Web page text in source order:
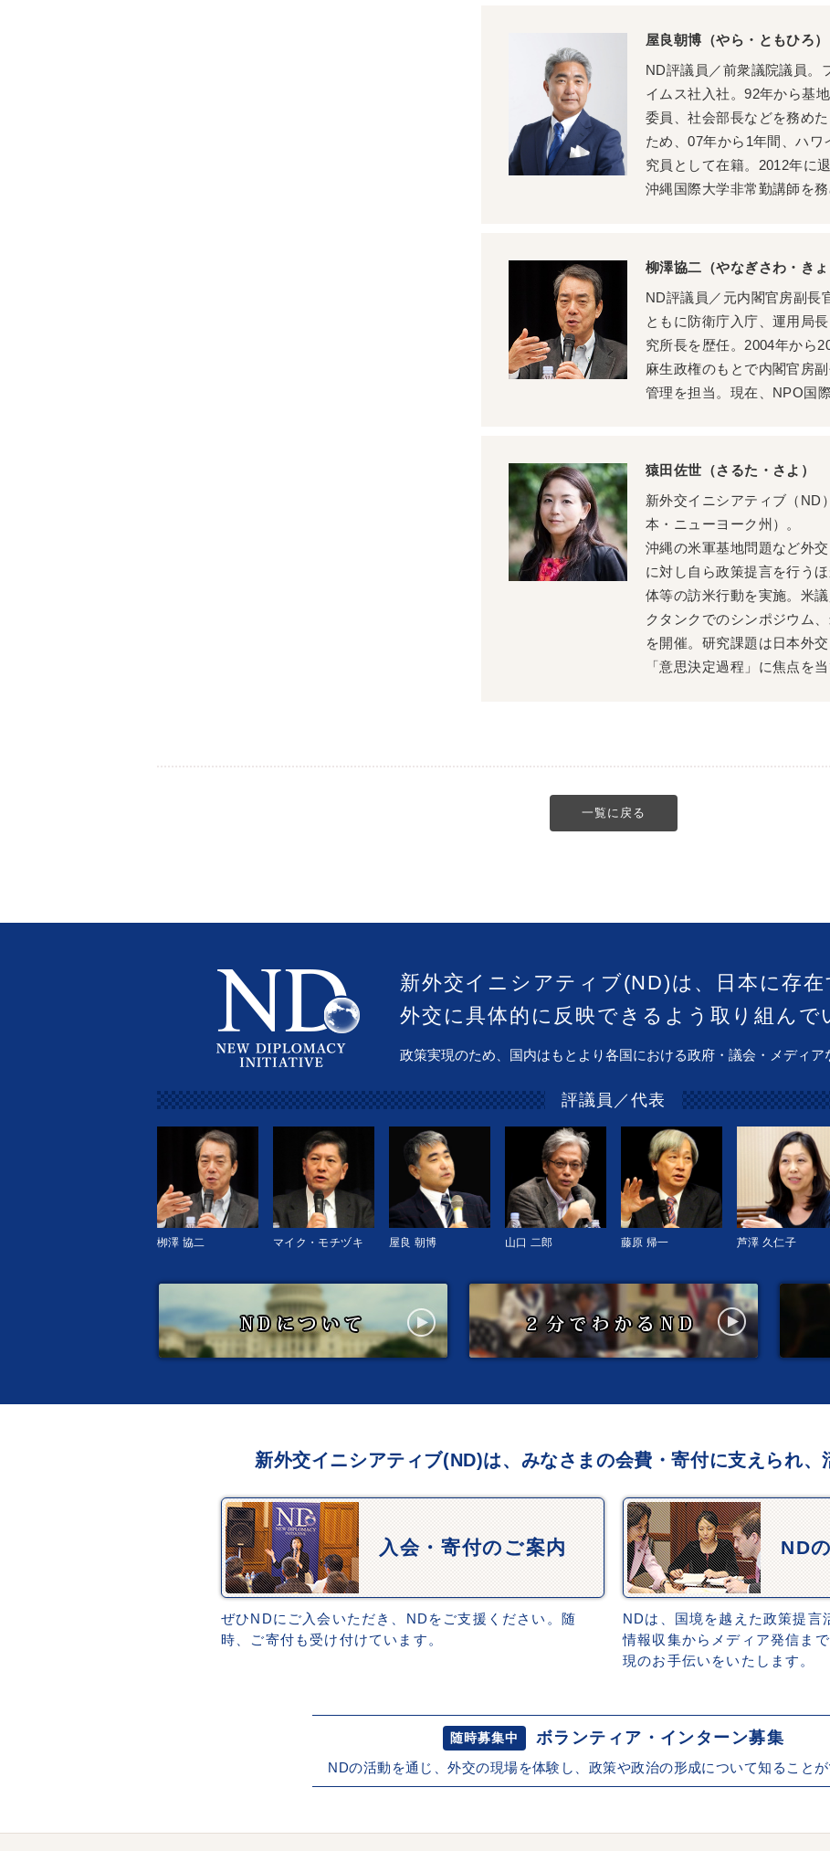
屋良朝博（やら・ともひろ）
ND評議員／前衆議院議員。
イムス社入社。92年から基
委員、社会部長などを務め
ため、07年から1年間、ハ
究員として在籍。2012年に
沖縄国際大学非常勤講師を
柳澤協二（やなぎさわ・きょ
ND評議員／元内閣官房副長
ともに防衛庁入庁、運用局
究所長を歴任。2004年から
麻生政権のもとで内閣官房
管理を担当。現在、NPO国
猿田佐世（さるた・さよ）
新外交イニシアティブ（ND
本・ニューヨーク州）。
沖縄の米軍基地問題など外
に対し自ら政策提言を行う
体等の訪米行動を実施。米
クタンクでのシンポジウム
を開催。研究課題は日本外
「意思決定過程」に焦点を当
一覧に戻る
新外交イニシアティブ(ND)は、日本に存在
外交に具体的に反映できるよう取り組んで
政策実現のため、国内はもとより各国における政府・議会・メディア
評議員／代表
栁澤 協二 マイク・モチヅキ 屋良 朝博 山口 二郎 藤原 帰一 芦澤 久仁子
新外交イニシアティブ(ND)は、みなさまの会費・寄付に支えられ、
入会・寄付のご案内
ぜひNDにご入会いただき、NDをご支援ください。随
時、ご寄付も受け付けています。
ND
NDは、国境を越えた政策提言
情報収集からメディア発信ま
現のお手伝いをいたします。
随時募集中 ボランティア・インターン募集
NDの活動を通じ、外交の現場を体験し、政策や政治の形成について知ることが